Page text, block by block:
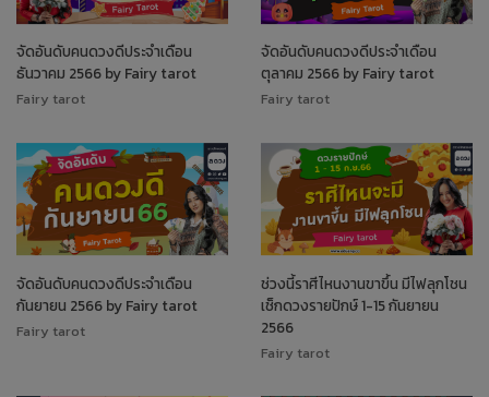
จัดอันดับคนดวงดีประจำเดือน
ธันวาคม 2566 by Fairy tarot
Fairy tarot
จัดอันดับคนดวงดีประจำเดือน
ตุลาคม 2566 by Fairy tarot
Fairy tarot
จัดอันดับคนดวงดีประจำเดือน
กันยายน 2566 by Fairy tarot
Fairy tarot
ช่วงนี้ราศีไหนงานขาขึ้น มีไฟลุกโชน
เช็กดวงรายปักษ์ 1-15 กันยายน
2566
Fairy tarot